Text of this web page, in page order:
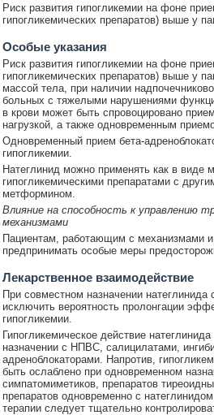
Риск развития гипогликемии на фоне
гипогликемических препаратов) выше у
Особые указания
Риск развития гипогликемии на фоне
гипогликемических препаратов) выше у
массой тела, при наличии
больных с тяжелыми нарушениями
в крови может быть спровоцировано
нагрузкой, а также одновременным
Одновременный прием бета-
гипогликемии.
Натеглинид можно применять как в виде
гипогликемическими препаратами с
метформином.
Влияние на способность к управлению
механизмами
Пациентам, работающим с механизмами
предпринимать особые меры
Лекарственное взаимодействие
При совместном назначении натеглинида
исключить вероятность пролонгации
гипогликемии.
Гипогликемическое действие
назначении с НПВС, салицилатами,
адреноблокаторами. Напротив,
быть ослаблено при одновременном
симпатомиметиков, препаратов
препаратов одновременно с
терапии следует тщательно